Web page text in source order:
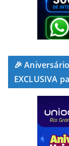
🎉
EXCLUSIVA